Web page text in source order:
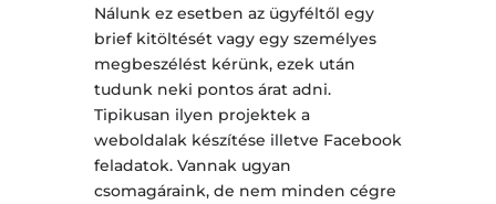
Nálunk ez esetben az ügyféltől egy
brief kitöltését vagy egy személyes
megbeszélést kérünk, ezek után
tudunk neki pontos árat adni.
Tipikusan ilyen projektek a
weboldalak készítése illetve Facebook
feladatok. Vannak ugyan
csomagáraink, de nem minden cégre